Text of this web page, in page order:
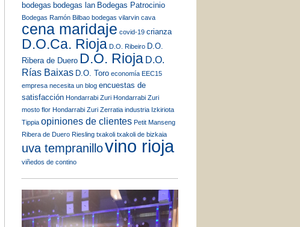
bodegas bodegas lan Bodegas Patrocinio
Bodegas Ramón Bilbao bodegas vilarvin cava
cena maridaje covid-19 crianza
D.O.Ca. Rioja D.O. Ribeiro D.O.
Ribera de Duero D.O. Rioja D.O.
Rías Baixas D.O. Toro economía EEC15
empresa necesita un blog encuestas de
satisfacción Hondarrabi Zuri Hondarrabi Zuri
mosto flor Hondarrabi Zuri Zerratia industria Izkiriota
Tippia opiniones de clientes Petit Manseng
Ribera de Duero Riesling txakoli txakoli de bizkaia
uva tempranillovino rioja
viñedos de contino